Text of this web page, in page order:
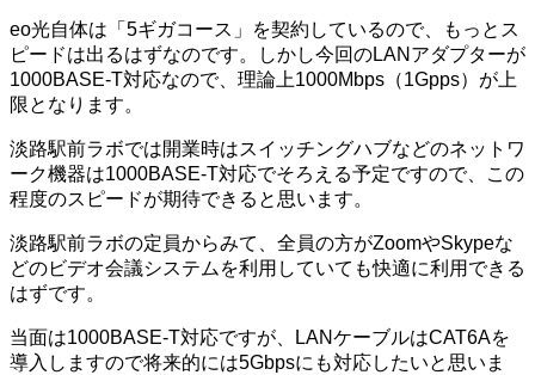
eo光自体は「5ギガコース」を契約しているので、もっとス
ピードは出るはずなのです。しかし今回のLANアダプターが
1000BASE-T対応なので、理論上1000Mbps（1Gpps）が上
限となります。
淡路駅前ラボでは開業時はスイッチングハブなどのネットワ
ーク機器は1000BASE-T対応でそろえる予定ですので、この
程度のスピードが期待できると思います。
淡路駅前ラボの定員からみて、全員の方がZoomやSkypeな
どのビデオ会議システムを利用していても快適に利用できる
はずです。
当面は1000BASE-T対応ですが、LANケーブルはCAT6Aを
導入しますので将来的には5Gbpsにも対応したいと思いま